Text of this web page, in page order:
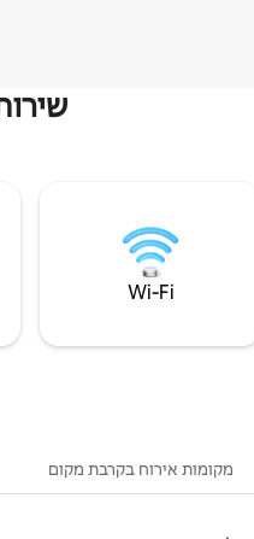
Wi‑Fi
מקומות אירוח בקרבת מקום